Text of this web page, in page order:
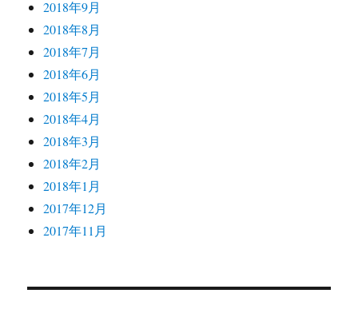
2018年9月
2018年8月
2018年7月
2018年6月
2018年5月
2018年4月
2018年3月
2018年2月
2018年1月
2017年12月
2017年11月